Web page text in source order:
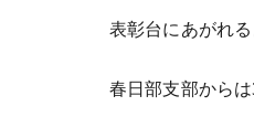
表彰台にあがれ
春日部支部から